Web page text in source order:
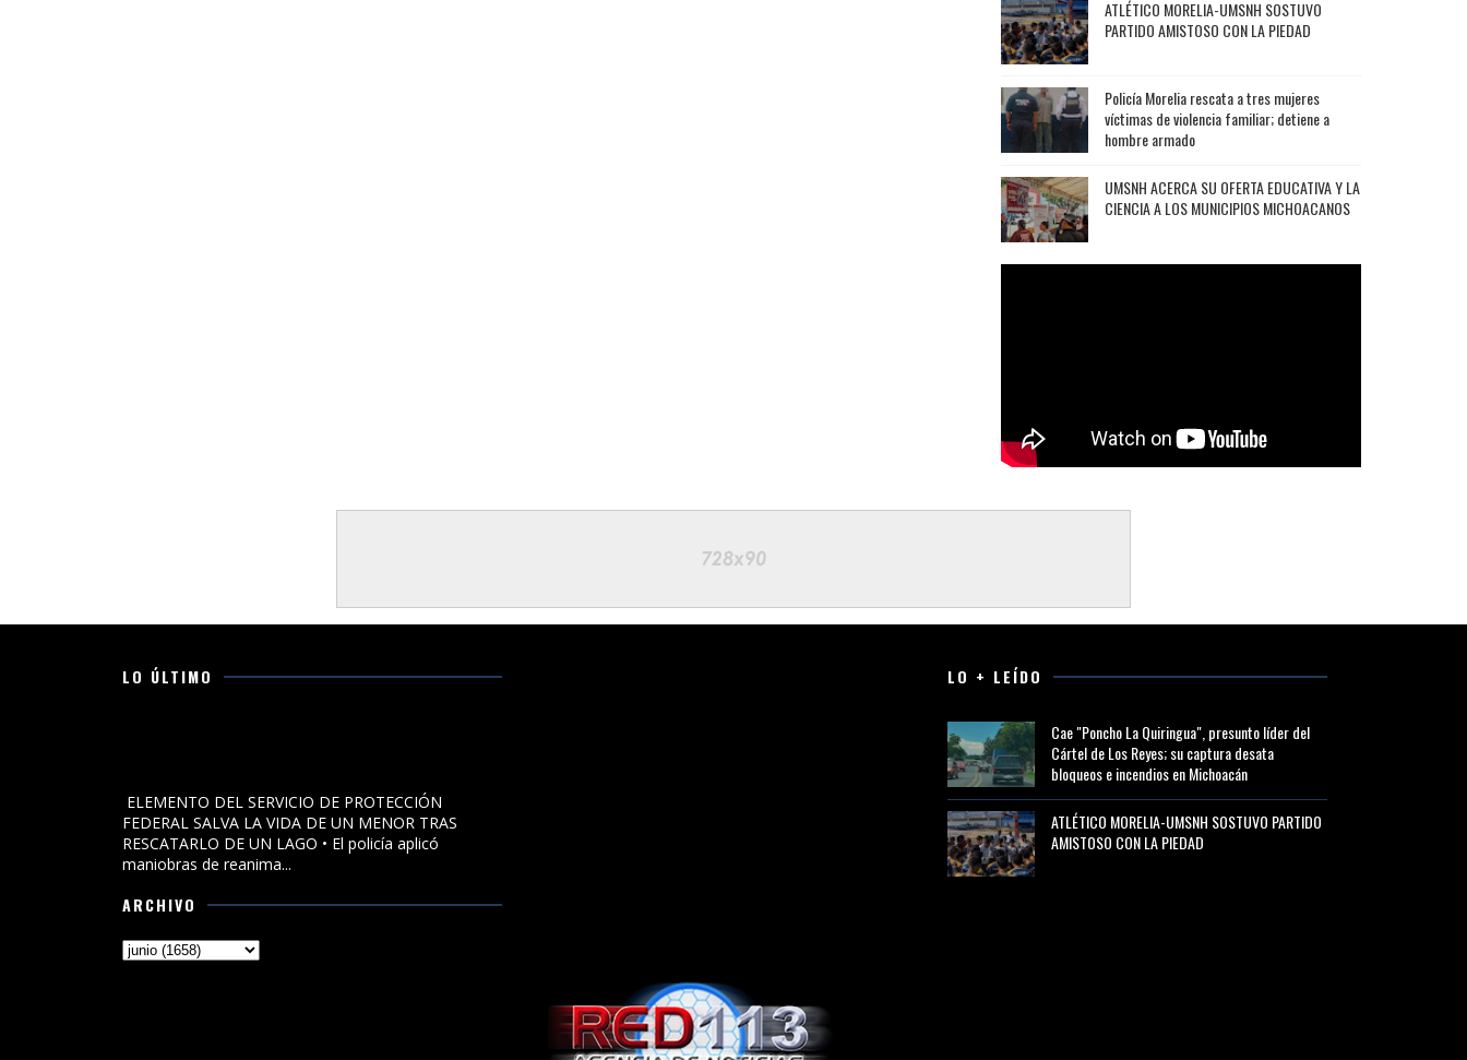
ATLÉTICO MORELIA-UMSNH SOSTUVO
PARTIDO AMISTOSO CON LA PIEDAD
Policía Morelia rescata a tres mujeres
víctimas de violencia familiar; detiene a
hombre armado
UMSNH ACERCA SU OFERTA EDUCATIVA Y LA
CIENCIA A LOS MUNICIPIOS MICHOACANOS
LO ÚLTIMO
ELEMENTO DEL SERVICIO DE PROTECCIÓN
FEDERAL SALVA LA VIDA DE UN MENOR TRAS
RESCATARLO DE UN LAGO • El policía aplicó
maniobras de reanima...
ARCHIVO
LO + LEÍDO
Cae "Poncho La Quiringua", presunto líder del
Cártel de Los Reyes; su captura desata
bloqueos e incendios en Michoacán
ATLÉTICO MORELIA-UMSNH SOSTUVO PARTIDO
AMISTOSO CON LA PIEDAD